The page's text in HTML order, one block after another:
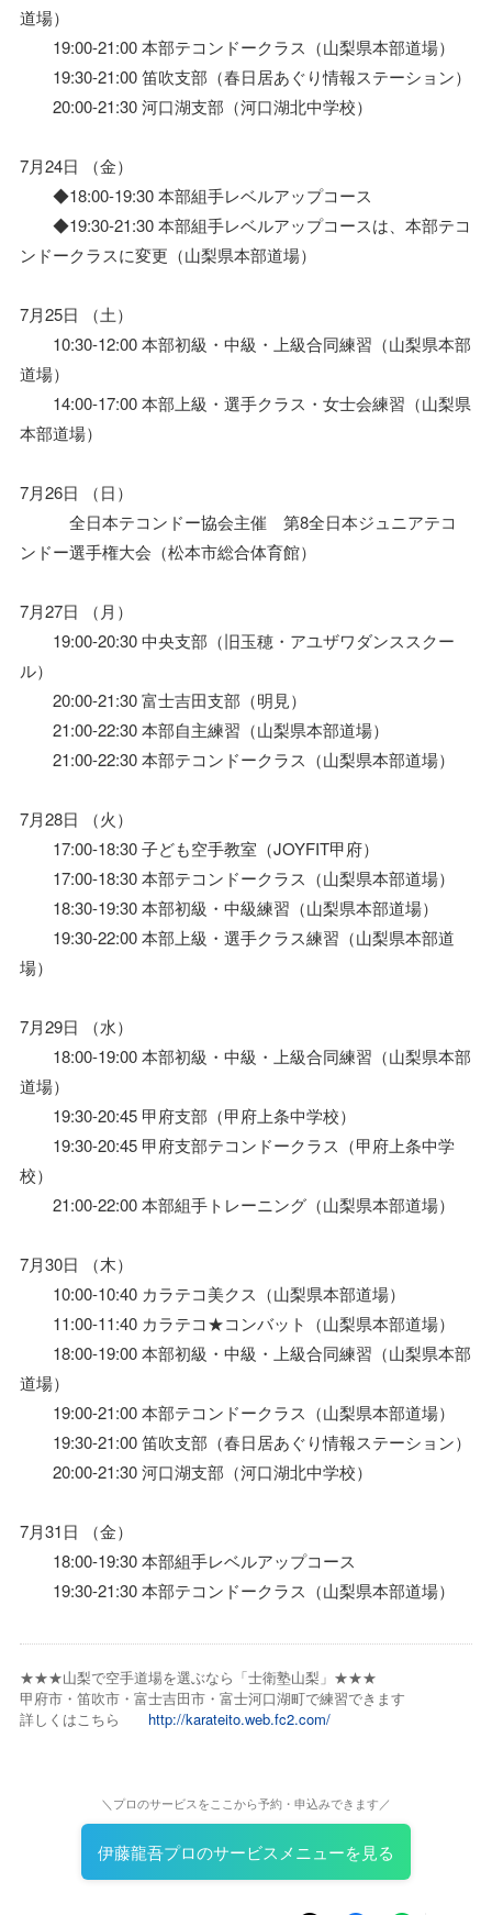
道場）
19:00-21:00 本部テコンドークラス（山梨県本部道場）
19:30-21:00 笛吹支部（春日居あぐり情報ステーション）
20:00-21:30 河口湖支部（河口湖北中学校）
7月24日 （金）
◆18:00-19:30 本部組手レベルアップコース
◆19:30-21:30 本部組手レベルアップコースは、本部テコ
ンドークラスに変更（山梨県本部道場）
7月25日 （土）
10:30-12:00 本部初級・中級・上級合同練習（山梨県本部
道場）
14:00-17:00 本部上級・選手クラス・女士会練習（山梨県
本部道場）
7月26日 （日）
全日本テコンドー協会主催 第8全日本ジュニアテコ
ンドー選手権大会（松本市総合体育館）
7月27日 （月）
19:00-20:30 中央支部（旧玉穂・アユザワダンススクー
ル）
20:00-21:30 富士吉田支部（明見）
21:00-22:30 本部自主練習（山梨県本部道場）
21:00-22:30 本部テコンドークラス（山梨県本部道場）
7月28日 （火）
17:00-18:30 子ども空手教室（JOYFIT甲府）
17:00-18:30 本部テコンドークラス（山梨県本部道場）
18:30-19:30 本部初級・中級練習（山梨県本部道場）
19:30-22:00 本部上級・選手クラス練習（山梨県本部道
場）
7月29日 （水）
18:00-19:00 本部初級・中級・上級合同練習（山梨県本部
道場）
19:30-20:45 甲府支部（甲府上条中学校）
19:30-20:45 甲府支部テコンドークラス（甲府上条中学
校）
21:00-22:00 本部組手トレーニング（山梨県本部道場）
7月30日 （木）
10:00-10:40 カラテコ美クス（山梨県本部道場）
11:00-11:40 カラテコ★コンバット（山梨県本部道場）
18:00-19:00 本部初級・中級・上級合同練習（山梨県本部
道場）
19:00-21:00 本部テコンドークラス（山梨県本部道場）
19:30-21:00 笛吹支部（春日居あぐり情報ステーション）
20:00-21:30 河口湖支部（河口湖北中学校）
7月31日 （金）
18:00-19:30 本部組手レベルアップコース
19:30-21:30 本部テコンドークラス（山梨県本部道場）
★★★山梨で空手道場を選ぶなら「士衛塾山梨」★★★
甲府市・笛吹市・富士吉田市・富士河口湖町で練習できます
詳しくはこちら http://karateito.web.fc2.com/
＼プロのサービスをここから予約・申込みできます／
伊藤龍吾プロのサービスメニューを見る